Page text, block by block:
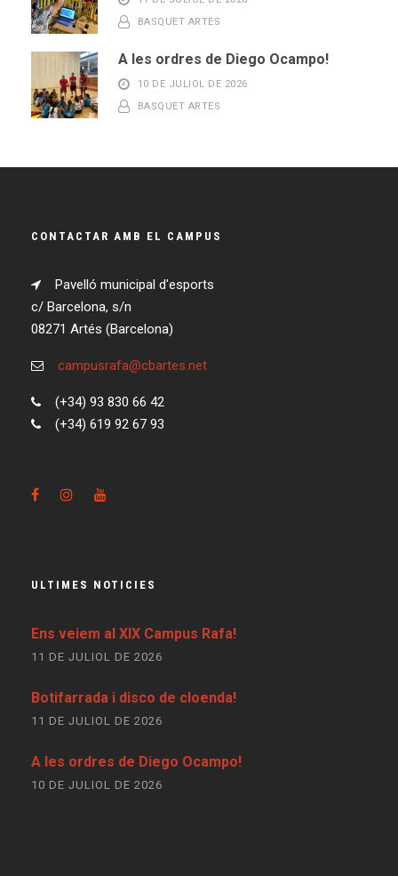
BASQUET ARTES
A les ordres de Diego Ocampo!
10 DE JULIOL DE 2026
BASQUET ARTES
CONTACTAR AMB EL CAMPUS
Pavelló municipal d'esports
c/ Barcelona, s/n
08271 Artés (Barcelona)
campusrafa@cbartes.net
(+34) 93 830 66 42
(+34) 619 92 67 93
ULTIMES NOTICIES
Ens veiem al XIX Campus Rafa!
11 DE JULIOL DE 2026
Botifarrada i disco de cloenda!
11 DE JULIOL DE 2026
A les ordres de Diego Ocampo!
10 DE JULIOL DE 2026